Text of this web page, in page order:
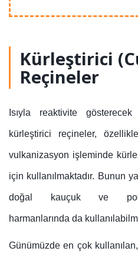
Kürleştirici
Reçineler
Isıyla reaktivite
kürleştirici reçineler,
vulkanizasyon işleminde
için kullanılmaktadır. Bunun
doğal kauçuk ve
harmanlarında da
Günümüzde en çok